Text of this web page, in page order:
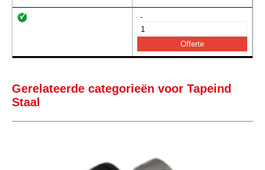
-
Gerelateerde categorieën voor Tapeind
Staal